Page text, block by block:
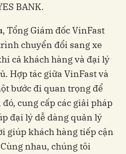
BANK.
, Tổng Giám đốc VinFast
chuyển đổi sang xe
cả khách hàng và đại lý
Hợp tác giữa VinFast và
bước đi quan trọng để
cung cấp các giải pháp
đại lý dễ dàng quản lý
giúp khách hàng tiếp cận
nhau, chúng tôi